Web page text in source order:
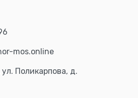
mos.online
Поликарпова, д.